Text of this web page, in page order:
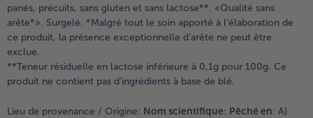
panés, précuits, sans gluten et sans lactose**. «Qualité sans
arête*». Surgelé. *Malgré tout le soin apporté à l’élaboration de
ce produit, la présence exceptionnelle d’arête ne peut être
exclue.
**Teneur résiduelle en lactose inférieure à 0,1g pour 100g. Ce
produit ne contient pas d'ingrédients à base de blé.
Lieu de provenance / Origine: Nom scientifique: Pêché en: A)